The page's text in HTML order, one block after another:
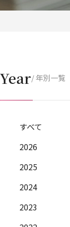
Year/ 年別一覧
すべて
2026
2025
2024
2023